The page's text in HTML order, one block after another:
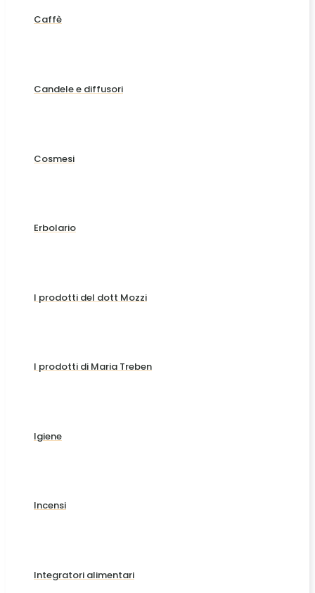
Caffè
Candele e diffusori
Cosmesi
Erbolario
I prodotti del dott Mozzi
I prodotti di Maria Treben
Igiene
Incensi
Integratori alimentari